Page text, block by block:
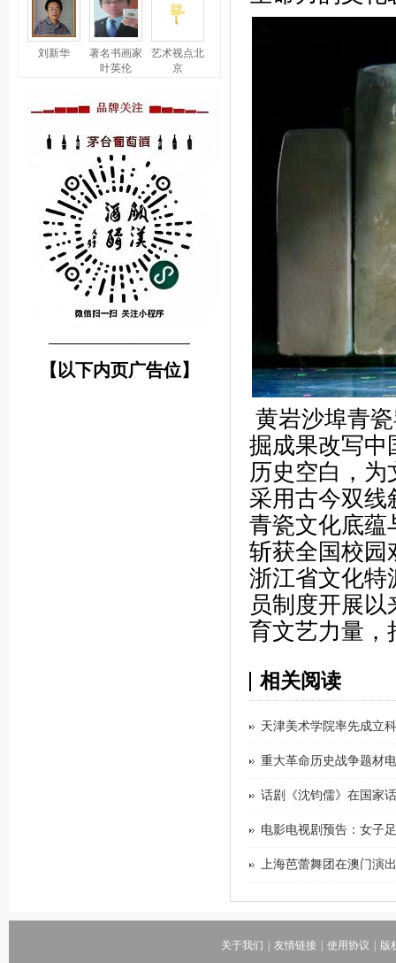
刘新华
著名书画家
叶英伦
艺术视点北
京
────────────────
【以下内页广告位】
黄岩沙埠青
掘成果改写中
历史空白，
采用古今双线
青瓷文化底蕴
斩获全国校园
浙江省文化特
员制度开展
育文艺力量，
相关阅读
天津美术学院率先成立
重大革命历史战争题材
话剧《沈钧儒》在国家
电影电视剧预告：女子
上海芭蕾舞团在澳门演
关于我们 友情链接 使用协议 版